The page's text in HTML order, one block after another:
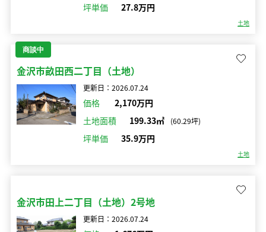
坪単価 27.8万円
土地
商談中
金沢市畝田西二丁目（土地）
更新日：2026.07.24
価格
2,170万円
土地面積
199.33㎡ (60.29坪)
坪単価 35.9万円
土地
金沢市田上二丁目（土地）2号地
更新日：2026.07.24